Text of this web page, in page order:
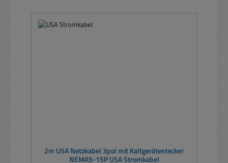
2m USA Netzkabel 3pol mit Kaltgerätestecker
NEMA5-15P USA Stromkabel